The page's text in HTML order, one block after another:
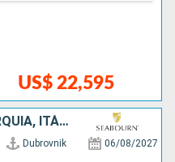
US$ 22,595
MONTENEGRO, GRÉCIA, TURQUIA, ITÁLIA, CROÁCIA
Dubrovnik 06/08/2027